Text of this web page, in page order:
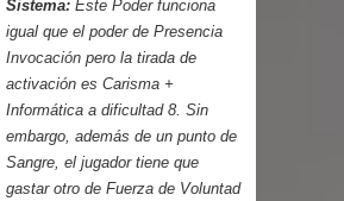
Sistema: Este Poder funciona
igual que el poder de Presencia
Invocación pero la tirada de
activación es Carisma +
Informática a dificultad 8. Sin
embargo, además de un punto de
Sangre, el jugador tiene que
gastar otro de Fuerza de Voluntad